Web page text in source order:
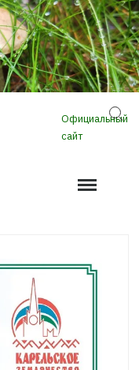
Официальный
сайт